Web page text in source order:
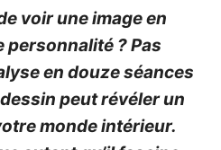
voir une image en
? Pas
en douze séances
peut révéler un
monde intérieur.